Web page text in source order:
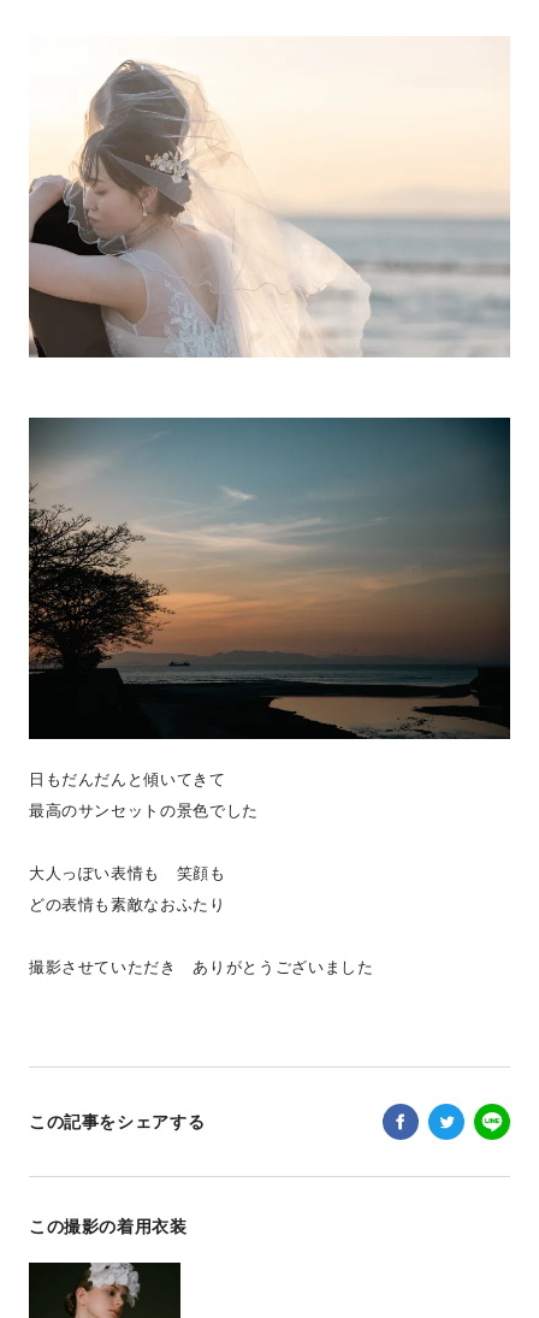
日もだんだんと傾いてきて
最高のサンセットの景色でした
大人っぽい表情も 笑顔も
どの表情も素敵なおふたり
撮影させていただき ありがとうございました
この記事をシェアする
この撮影の着用衣装